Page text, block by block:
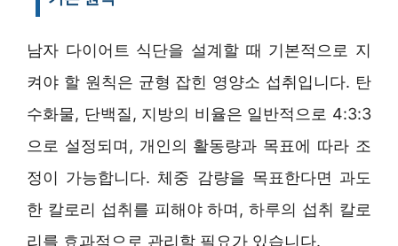
남자 다이어트 식단을 설계할 때 기본적으로 지
켜야 할 원칙은 균형 잡힌 영양소 섭취입니다. 탄
수화물, 단백질, 지방의 비율은 일반적으로 4:3:3
으로 설정되며, 개인의 활동량과 목표에 따라 조
정이 가능합니다. 체중 감량을 목표한다면 과도
한 칼로리 섭취를 피해야 하며, 하루의 섭취 칼로
리를 효과적으로 관리할 필요가 있습니다.